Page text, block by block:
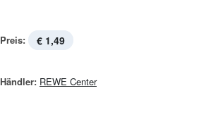
Preis: € 1,49
Händler: REWE Center